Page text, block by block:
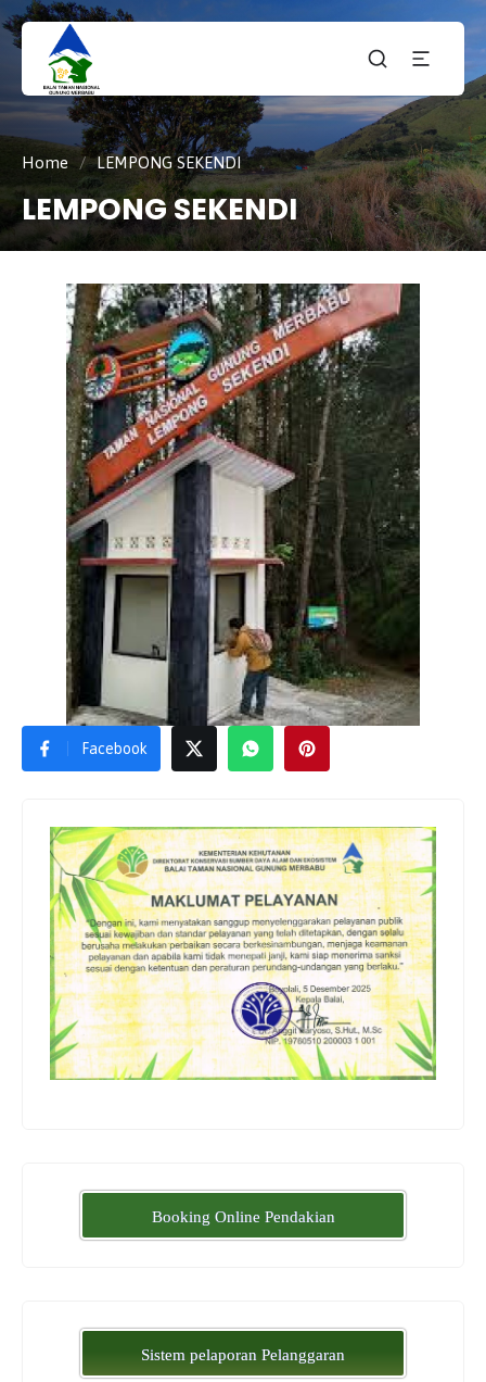
Taman
Nasiona
Gunung
Merbabu
tnmerbabu,
tngunungmerbabu,
tamannasional,
gunungmerbabu,
Home / LEMPONG SEKENDI
LEMPONG SEKENDI
Facebook
Booking Online Pendakian
Sistem pelaporan Pelanggaran